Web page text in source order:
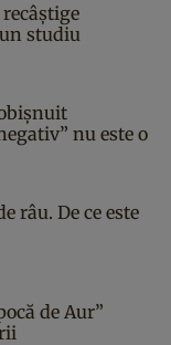
studiu
nu este o
râu. De ce este
de Aur”